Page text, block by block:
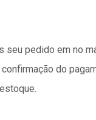
seu pedido em no
do